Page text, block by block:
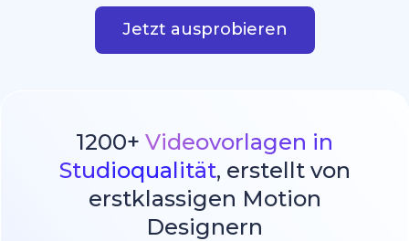
Jetzt ausprobieren
1200+ Videovorlagen in
Studioqualität, erstellt von
erstklassigen Motion
Designern